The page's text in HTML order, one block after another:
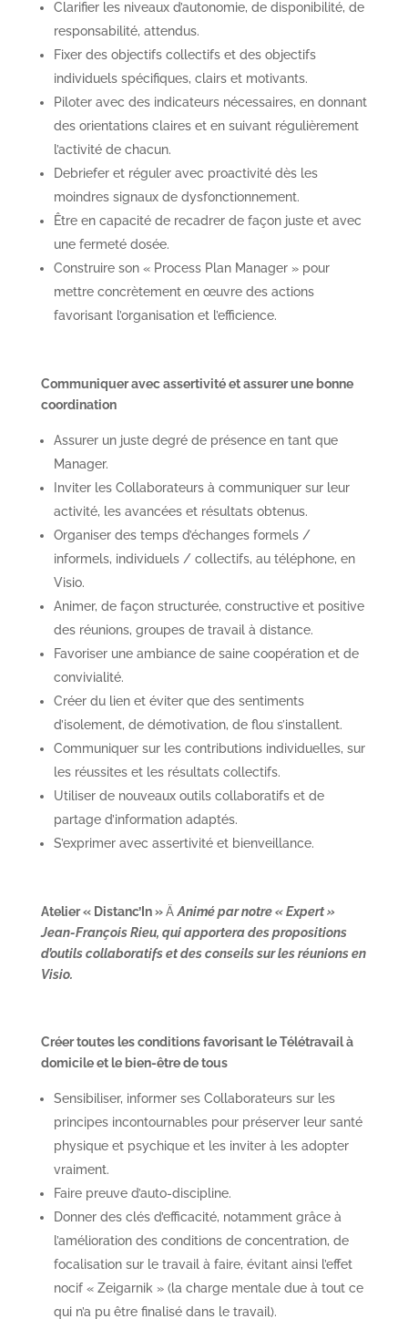
Clarifier les niveaux d’autonomie, de disponibilité, de
responsabilité, attendus.
Fixer des objectifs collectifs et des objectifs
individuels spécifiques, clairs et motivants.
Piloter avec des indicateurs nécessaires, en donnant
des orientations claires et en suivant régulièrement
l’activité de chacun.
Debriefer et réguler avec proactivité dès les
moindres signaux de dysfonctionnement.
Être en capacité de recadrer de façon juste et avec
une fermeté dosée.
Construire son « Process Plan Manager » pour
mettre concrètement en œuvre des actions
favorisant l’organisation et l’efficience.
Communiquer avec assertivité et assurer une bonne
coordination
Assurer un juste degré de présence en tant que
Manager.
Inviter les Collaborateurs à communiquer sur leur
activité, les avancées et résultats obtenus.
Organiser des temps d’échanges formels /
informels, individuels / collectifs, au téléphone, en
Visio.
Animer, de façon structurée, constructive et positive
des réunions, groupes de travail à distance.
Favoriser une ambiance de saine coopération et de
convivialité.
Créer du lien et éviter que des sentiments
d’isolement, de démotivation, de flou s’installent.
Communiquer sur les contributions individuelles, sur
les réussites et les résultats collectifs.
Utiliser de nouveaux outils collaboratifs et de
partage d’information adaptés.
S’exprimer avec assertivité et bienveillance.
Atelier « Distanc’In »ÄAnimé par notre « Expert »
Jean-François Rieu, qui apportera des propositions
d’outils collaboratifs et des conseils sur les réunions en
Visio.
Créer toutes les conditions favorisant le Télétravail à
domicile et le bien-être de tous
Sensibiliser, informer ses Collaborateurs sur les
principes incontournables pour préserver leur santé
physique et psychique et les inviter à les adopter
vraiment.
Faire preuve d’auto-discipline.
Donner des clés d’efficacité, notamment grâce à
l’amélioration des conditions de concentration, de
focalisation sur le travail à faire, évitant ainsi l’effet
nocif « Zeigarnik » (la charge mentale due à tout ce
qui n’a pu être finalisé dans le travail).